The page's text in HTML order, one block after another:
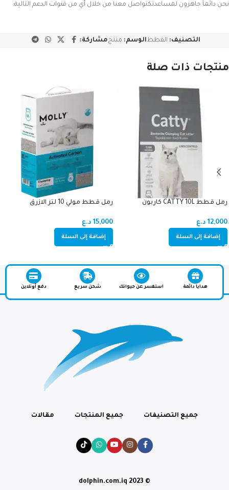
نحن دائماً جاهزون لمساعدتكتواصل معنا من خلال أي من قنوات الدعم التالية:
التصنيف: القططالوسم: منتجمشاركة:
منتجات ذات صلة
رمل قطط CATTY 10L كاربون
12,000 د.ع
إضافة إلى السلة
رمل قطط مولي 10 لتر الازرق
15,000 د.ع
إضافة إلى السلة
هدايا دائمة استفسر عن حيوانك شحن سريع دفع أونلاين
جميع التصنيفات جميع المنتجات مقالات
© dolphin.com.iq 2023